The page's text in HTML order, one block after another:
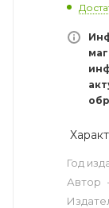
Год
Автор